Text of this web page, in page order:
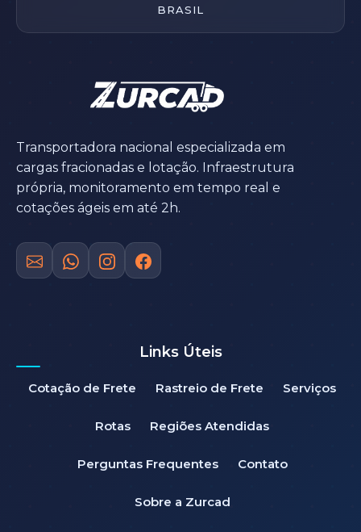
BRASIL
Transportadora nacional especializada em
cargas fracionadas e lotação. Infraestrutura
própria, monitoramento em tempo real e
cotações ágeis em até 2h.
Links Úteis
Cotação de Frete Rastreio de Frete Serviços
Rotas Regiões Atendidas
Perguntas Frequentes Contato
Sobre a Zurcad